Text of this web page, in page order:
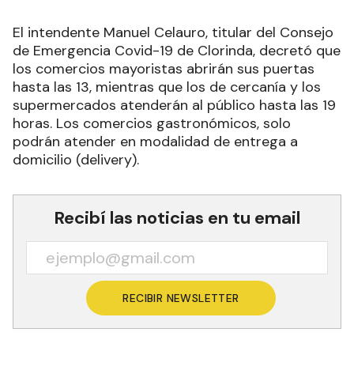
El intendente Manuel Celauro, titular del Consejo
de Emergencia Covid-19 de Clorinda, decretó que
los comercios mayoristas abrirán sus puertas
hasta las 13, mientras que los de cercanía y los
supermercados atenderán al público hasta las 19
horas. Los comercios gastronómicos, solo
podrán atender en modalidad de entrega a
domicilio (delivery).
Recibí las noticias en tu email
RECIBIR NEWSLETTER